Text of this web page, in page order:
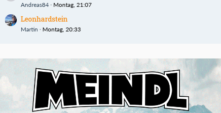
Andreas84 Montag, 21:07
Leonhardstein
Martin Montag, 20:33